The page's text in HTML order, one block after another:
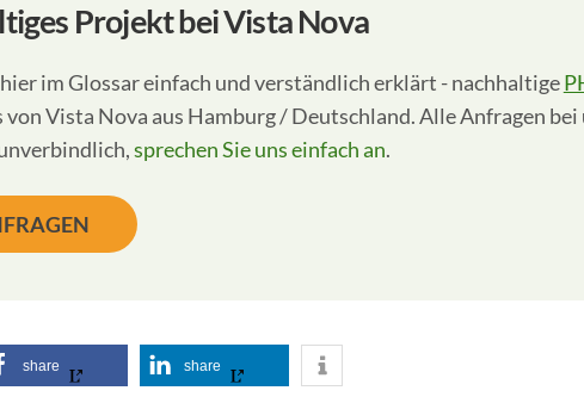
Projekt bei Vista Nova
im Glossar einfach und verständlich erklärt - nachhaltige
Vista Nova aus Hamburg / Deutschland. Alle Anfragen bei
sprechen Sie uns einfach an.
share share